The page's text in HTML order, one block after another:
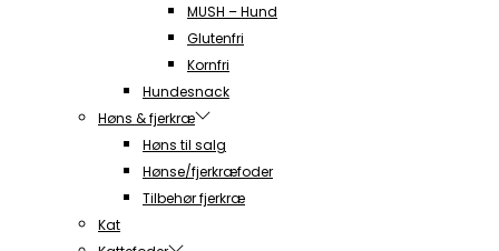
MUSH – Hund
Glutenfri
Kornfri
Hundesnack
Høns & fjerkræ
Høns til salg
Hønse/fjerkræfoder
Tilbehør fjerkræ
Kat